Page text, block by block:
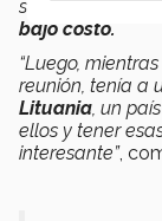
semana va a
bajo costo.
“Luego,
reunión, tenía a
Lituania, un
ellos y tener
interesante”,